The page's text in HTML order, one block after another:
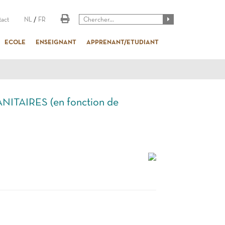
NL / FR
ECOLE ENSEIGNANT APPRENANT/ETUDIANT
(en fonction de